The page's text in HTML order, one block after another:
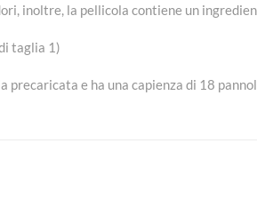
inoltre, la pellicola contiene un
taglia 1)
precaricata e ha una capienza di 18